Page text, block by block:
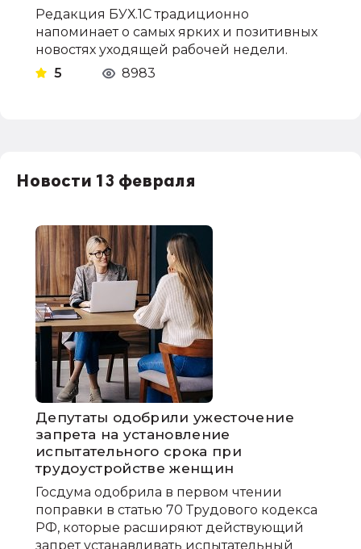
Редакция БУХ.1С традиционно
напоминает о самых ярких и позитивных
новостях уходящей рабочей недели.
5
8983
Новости 13 февраля
Депутаты одобрили ужесточение
запрета на установление
испытательного срока при
трудоустройстве женщин
Госдума одобрила в первом чтении
поправки в статью 70 Трудового кодекса
РФ, которые расширяют действующий
запрет устанавливать испытательный